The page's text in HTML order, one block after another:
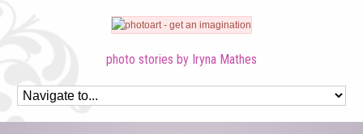
photo stories by Iryna Mathes